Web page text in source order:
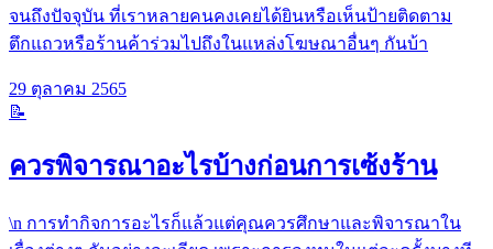
จนถึงปัจจุบัน ที่เราหลายคนคงเคยได้ยินหรือเห็นป้ายติดตาม
ตึกแถวหรือร้านค้าร่วมไปถึงในแหล่งโฆษณาอื่นๆ กันบ้า
29 ตุลาคม 2565
📝
ควรพิจารณาอะไรบ้างก่อนการเซ้งร้าน
\n การทำกิจการอะไรก็แล้วแต่คุณควรศึกษาและพิจารณาใน